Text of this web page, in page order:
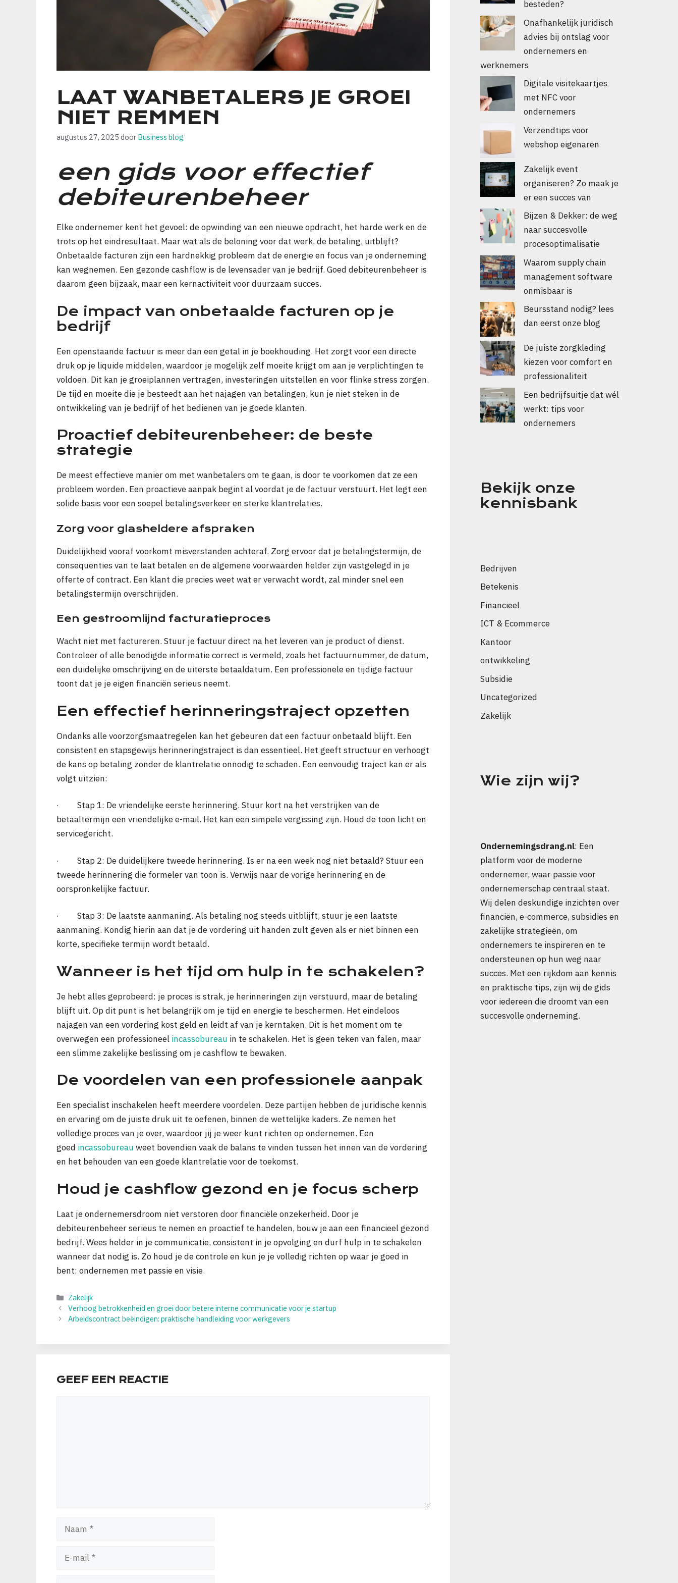
LAAT WANBETALERS JE GROEI
NIET REMMEN
augustus 27, 2025 door Business blog
een gids voor effectief
debiteurenbeheer
Elke ondernemer kent het gevoel: de opwinding van een nieuwe opdracht, het harde werk en de
trots op het eindresultaat. Maar wat als de beloning voor dat werk, de betaling, uitblijft?
Onbetaalde facturen zijn een hardnekkig probleem dat de energie en focus van je onderneming
kan wegnemen. Een gezonde cashflow is de levensader van je bedrijf. Goed debiteurenbeheer is
daarom geen bijzaak, maar een kernactiviteit voor duurzaam succes.
De impact van onbetaalde facturen op je
bedrijf
Een openstaande factuur is meer dan een getal in je boekhouding. Het zorgt voor een directe
druk op je liquide middelen, waardoor je mogelijk zelf moeite krijgt om aan je verplichtingen te
voldoen. Dit kan je groeiplannen vertragen, investeringen uitstellen en voor flinke stress zorgen.
De tijd en moeite die je besteedt aan het najagen van betalingen, kun je niet steken in de
ontwikkeling van je bedrijf of het bedienen van je goede klanten.
Proactief debiteurenbeheer: de beste
strategie
De meest effectieve manier om met wanbetalers om te gaan, is door te voorkomen dat ze een
probleem worden. Een proactieve aanpak begint al voordat je de factuur verstuurt. Het legt een
solide basis voor een soepel betalingsverkeer en sterke klantrelaties.
Zorg voor glasheldere afspraken
Duidelijkheid vooraf voorkomt misverstanden achteraf. Zorg ervoor dat je betalingstermijn, de
consequenties van te laat betalen en de algemene voorwaarden helder zijn vastgelegd in je
offerte of contract. Een klant die precies weet wat er verwacht wordt, zal minder snel een
betalingstermijn overschrijden.
Een gestroomlijnd facturatieproces
Wacht niet met factureren. Stuur je factuur direct na het leveren van je product of dienst.
Controleer of alle benodigde informatie correct is vermeld, zoals het factuurnummer, de datum,
een duidelijke omschrijving en de uiterste betaaldatum. Een professionele en tijdige factuur
toont dat je je eigen financiën serieus neemt.
Een effectief herinneringstraject opzetten
Ondanks alle voorzorgsmaatregelen kan het gebeuren dat een factuur onbetaald blijft. Een
consistent en stapsgewijs herinneringstraject is dan essentieel. Het geeft structuur en verhoogt
de kans op betaling zonder de klantrelatie onnodig te schaden. Een eenvoudig traject kan er als
volgt uitzien:
· Stap 1: De vriendelijke eerste herinnering. Stuur kort na het verstrijken van de
betaaltermijn een vriendelijke e-mail. Het kan een simpele vergissing zijn. Houd de toon licht en
servicegericht.
· Stap 2: De duidelijkere tweede herinnering. Is er na een week nog niet betaald? Stuur een
tweede herinnering die formeler van toon is. Verwijs naar de vorige herinnering en de
oorspronkelijke factuur.
· Stap 3: De laatste aanmaning. Als betaling nog steeds uitblijft, stuur je een laatste
aanmaning. Kondig hierin aan dat je de vordering uit handen zult geven als er niet binnen een
korte, specifieke termijn wordt betaald.
Wanneer is het tijd om hulp in te schakelen?
Je hebt alles geprobeerd: je proces is strak, je herinneringen zijn verstuurd, maar de betaling
blijft uit. Op dit punt is het belangrijk om je tijd en energie te beschermen. Het eindeloos
najagen van een vordering kost geld en leidt af van je kerntaken. Dit is het moment om te
overwegen een professioneel incassobureau in te schakelen. Het is geen teken van falen, maar
een slimme zakelijke beslissing om je cashflow te bewaken.
De voordelen van een professionele aanpak
Een specialist inschakelen heeft meerdere voordelen. Deze partijen hebben de juridische kennis
en ervaring om de juiste druk uit te oefenen, binnen de wettelijke kaders. Ze nemen het
volledige proces van je over, waardoor jij je weer kunt richten op ondernemen. Een
goed incassobureau weet bovendien vaak de balans te vinden tussen het innen van de vordering
en het behouden van een goede klantrelatie voor de toekomst.
Houd je cashflow gezond en je focus scherp
Laat je ondernemersdroom niet verstoren door financiële onzekerheid. Door je
debiteurenbeheer serieus te nemen en proactief te handelen, bouw je aan een financieel gezond
bedrijf. Wees helder in je communicatie, consistent in je opvolging en durf hulp in te schakelen
wanneer dat nodig is. Zo houd je de controle en kun je je volledig richten op waar je goed in
bent: ondernemen met passie en visie.
Categorieën
Zakelijk
Verhoog betrokkenheid en groei door betere interne communicatie voor je startup
Arbeidscontract beëindigen: praktische handleiding voor werkgevers
GEEF EEN REACTIE
Naam
besteden?
Onafhankelijk juridisch
advies bij ontslag voor
ondernemers en
werknemers
Digitale visitekaartjes
met NFC voor
ondernemers
Verzendtips voor
webshop eigenaren
Zakelijk event
organiseren? Zo maak je
er een succes van
Bijzen & Dekker: de weg
naar succesvolle
procesoptimalisatie
Waarom supply chain
management software
onmisbaar is
Beursstand nodig? lees
dan eerst onze blog
De juiste zorgkleding
kiezen voor comfort en
professionaliteit
Een bedrijfsuitje dat wél
werkt: tips voor
ondernemers
Bekijk onze
kennisbank
Bedrijven
Betekenis
Financieel
ICT & Ecommerce
Kantoor
ontwikkeling
Subsidie
Uncategorized
Zakelijk
Wie zijn wij?
Ondernemingsdrang.nl: Een
platform voor de moderne
ondernemer, waar passie voor
ondernemerschap centraal staat.
Wij delen deskundige inzichten over
financiën, e-commerce, subsidies en
zakelijke strategieën, om
ondernemers te inspireren en te
ondersteunen op hun weg naar
succes. Met een rijkdom aan kennis
en praktische tips, zijn wij de gids
voor iedereen die droomt van een
succesvolle onderneming.